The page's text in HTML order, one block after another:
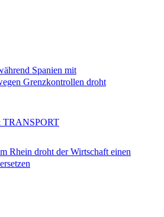
Spanien mit
Grenzkontrollen droht
Rhein droht der Wirtschaft einen